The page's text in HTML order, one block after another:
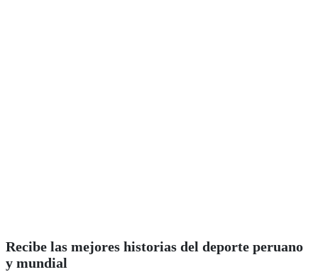
Recibe las mejores historias del deporte peruano
y mundial